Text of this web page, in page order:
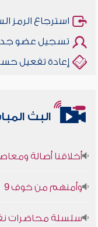
استرجاع الرمز
تسجيل عضو
إعادة تفعيل
البث
أخلاقنا أصالة
وأمنهم من خوف 9